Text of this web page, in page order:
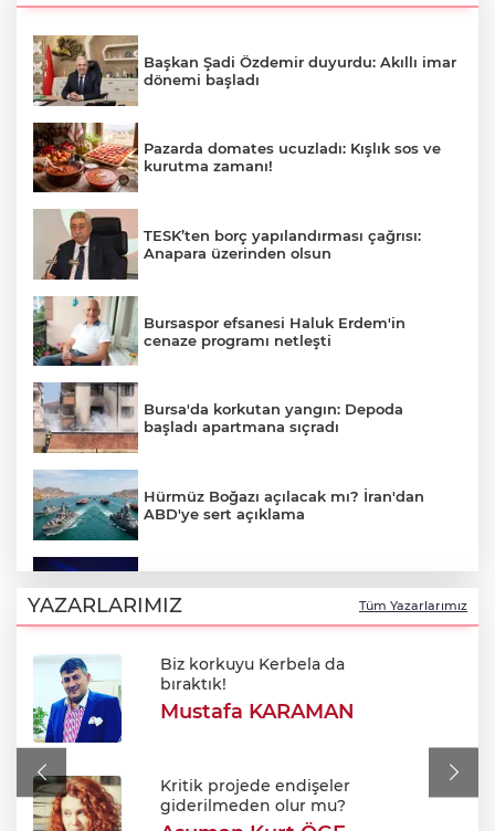
Başkan Şadi Özdemir duyurdu: Akıllı imar
dönemi başladı
Pazarda domates ucuzladı: Kışlık sos ve
kurutma zamanı!
TESK’ten borç yapılandırması çağrısı:
Anapara üzerinden olsun
Bursaspor efsanesi Haluk Erdem'in
cenaze programı netleşti
Bursa'da korkutan yangın: Depoda
başladı apartmana sıçradı
Hürmüz Boğazı açılacak mı? İran'dan
ABD'ye sert açıklama
heyecanı: Işıklar sönecek!
700. yıl coşkusu Keles'i sardı: Dev
şenlikte unutulmaz gün!
YAZARLARIMIZ Tüm Yazarlarımız
Biz korkuyu Kerbela da
bıraktık!
Mustafa KARAMAN
Kritik projede endişeler
giderilmeden olur mu?